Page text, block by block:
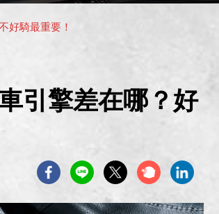
好騎最重要！
引擎差在哪？好